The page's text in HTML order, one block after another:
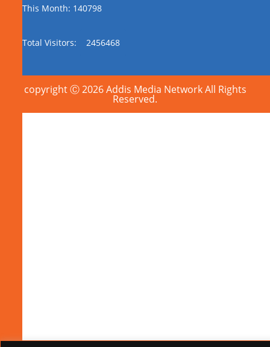
This Month: 140798
Total Visitors: 2456468
copyright Ⓒ 2026 Addis Media Network All Rights
Reserved.